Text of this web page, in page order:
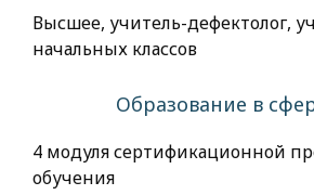
Высшее, учитель-дефектолог,
начальных классов
Образование в
4 модуля сертификационной
обучения